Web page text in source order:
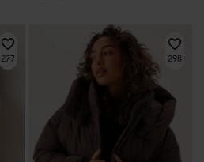
277 298